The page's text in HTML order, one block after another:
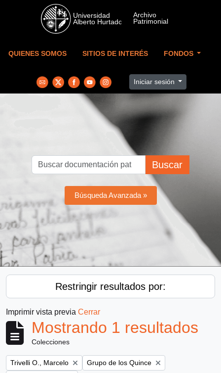
Skip to main content
QUIENES SOMOS SITIOS DE INTERÉS FONDOS
Iniciar sesión
Buscar
Búsqueda Avanzada »
Restringir resultados por:
Imprimir vista previa Cerrar
Mostrando 1 resultados
Colecciones
Remove filter:
Trivelli O., Marcelo Remove filter:
Grupo de los Quince